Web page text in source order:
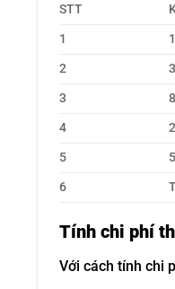
STT
1
2
3
4
5
6
Tính chi phí
Với cách tính chi